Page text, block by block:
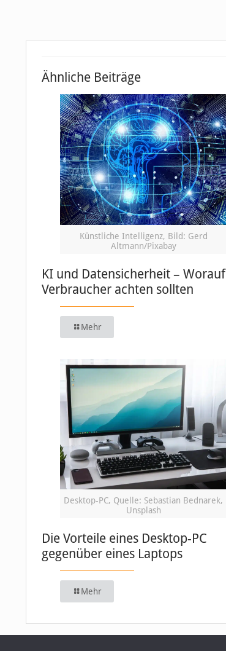
Ähnliche Beiträge
Künstliche Intelligenz, Bild: Gerd
Altmann/Pixabay
KI und Datensicherheit – Worauf
Verbraucher achten sollten
Mehr
Desktop-PC, Quelle: Sebastian Bednarek,
Unsplash
Die Vorteile eines Desktop-PC
gegenüber eines Laptops
Mehr